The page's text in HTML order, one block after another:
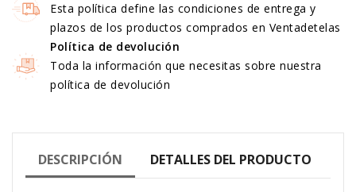
Esta política define las condiciones de entrega y
plazos de los productos comprados en Ventadetelas
Política de devolución
Toda la información que necesitas sobre nuestra
política de devolución
DESCRIPCIÓN DETALLES DEL PRODUCTO